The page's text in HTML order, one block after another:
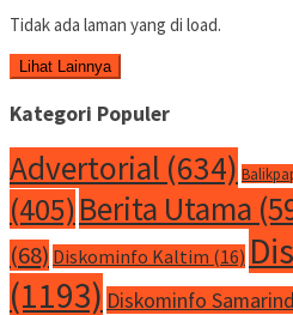
Tidak ada laman yang di load.
Lihat Lainnya
Kategori Populer
Advertorial (634)
(405)Berita Utama
(68) Diskominfo Kaltim (16)
(1193) Diskominfo